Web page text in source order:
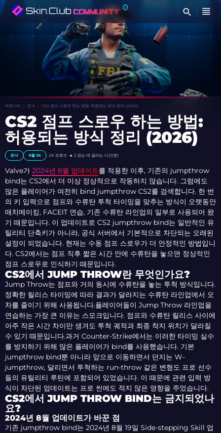
커뮤니티 문서 CS2 점프 스로우 하는 방법: 허용되는 방식 정리 (2026)
CS2 점프 스로우 하는 방법:
허용되는 방식 정리 (2026)
문서 8월 06 2K 조회수 2 읽는 데 걸리는 시간(분)
Valve가 2024년 8월 업데이트를 적용한 이후, 기존의 jumpthrow
bind는 CS2에서 더 이상 정상적으로 작동하지 않습니다. 그럼에도
많은 플레이어가 여전히 bind jumpthrow CS2를 검색합니다. 한 번
의 키 입력으로 점프와 수류탄 투척 타이밍을 맞추는 방식이 오랫동안
매치메이킹, FACEIT 연습, 기존 수류탄 라인업의 일부로 사용되어 왔
기 때문입니다. 이 업데이트로 CS2 jumpthrow bind는 일반적인 유
틸리티 단축키가 아니라, 공식 서버에서 기본적으로 차단되는 오래된
설정이 되었습니다. 현재는 수동 점프 스로우가 더 안정적인 방법입니
다. CS2에서는 점프 직후 짧은 시간 안에 수류탄을 놓으면 정상적인
점프 스로우로 인식하기 때문입니다.
CS2에서 JUMP THROW란 무엇인가요?
Jump Throw는 점프와 거의 동시에 수류탄을 놓는 투척 방식입니다.
정확한 릴리스 타이밍에 따라 결과가 달라지는 수류탄 라인업에서 오
차를 줄이기 위해 사용됩니다.플레이어들이 Jump Throw 라인업을
연습하는 가장 큰 이유는 스모크입니다. 점프와 수류탄 릴리스 사이에
아주 작은 시간 차이만 생겨도 투척 궤적과 최종 착지 위치가 달라질
수 있기 때문입니다.과거 Counter-Strike에서는 이러한 타이밍 실수
를 방지하기 위해 많은 플레이어가 bind를 사용했습니다. 기본
jumpthrow bind뿐 아니라 앞으로 이동하면서 던지는 W-
jumpthrow, 달리면서 투척하는 run-throw 같은 변형도 프로 선수
들의 유틸리티 루틴에 포함되어 있었습니다. 이 때문에 관련 입력 방
식이 차단된 업데이트는 프로 씬에도 적지 않은 영향을 주었습니다.
CS2에서 JUMP THROW BIND는 금지되었나
요?
2024년 8월 업데이트가 바꾼 점
기존 jumpthrow bind는 2024년 8월 19일 Side-stepping Skill 업